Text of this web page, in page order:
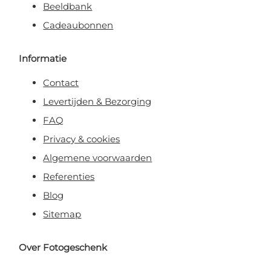
Beeldbank
Cadeaubonnen
Informatie
Contact
Levertijden & Bezorging
FAQ
Privacy & cookies
Algemene voorwaarden
Referenties
Blog
Sitemap
Over Fotogeschenk